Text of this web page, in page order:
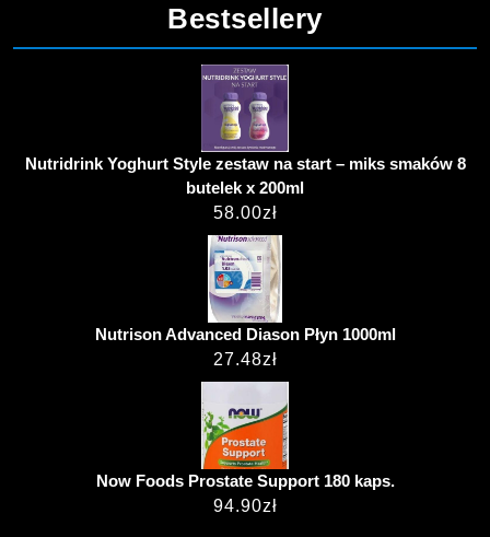
Bestsellery
Nutridrink Yoghurt Style zestaw na start – miks smaków 8
butelek x 200ml
58.00zł
Nutrison Advanced Diason Płyn 1000ml
27.48zł
Now Foods Prostate Support 180 kaps.
94.90zł